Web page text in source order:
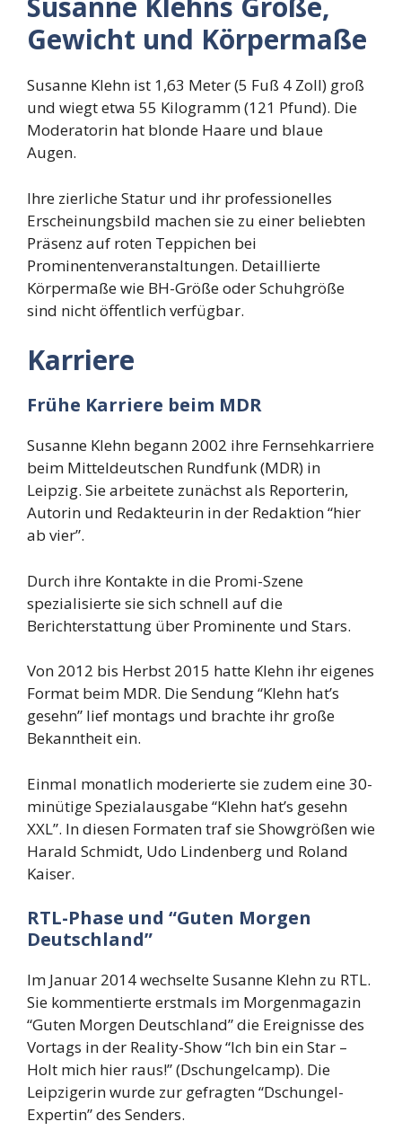
Gewicht und Körpermaße
Susanne Klehn ist 1,63 Meter (5 Fuß 4 Zoll) groß
und wiegt etwa 55 Kilogramm (121 Pfund). Die
Moderatorin hat blonde Haare und blaue
Augen.
Ihre zierliche Statur und ihr professionelles
Erscheinungsbild machen sie zu einer beliebten
Präsenz auf roten Teppichen bei
Prominentenveranstaltungen. Detaillierte
Körpermaße wie BH-Größe oder Schuhgröße
sind nicht öffentlich verfügbar.
Karriere
Frühe Karriere beim MDR
Susanne Klehn begann 2002 ihre Fernsehkarriere
beim Mitteldeutschen Rundfunk (MDR) in
Leipzig. Sie arbeitete zunächst als Reporterin,
Autorin und Redakteurin in der Redaktion “hier
ab vier”.
Durch ihre Kontakte in die Promi-Szene
spezialisierte sie sich schnell auf die
Berichterstattung über Prominente und Stars.
Von 2012 bis Herbst 2015 hatte Klehn ihr eigenes
Format beim MDR. Die Sendung “Klehn hat’s
gesehn” lief montags und brachte ihr große
Bekanntheit ein.
Einmal monatlich moderierte sie zudem eine 30-
minütige Spezialausgabe “Klehn hat’s gesehn
XXL”. In diesen Formaten traf sie Showgrößen wie
Harald Schmidt, Udo Lindenberg und Roland
Kaiser.
RTL-Phase und “Guten Morgen
Deutschland”
Im Januar 2014 wechselte Susanne Klehn zu RTL.
Sie kommentierte erstmals im Morgenmagazin
“Guten Morgen Deutschland” die Ereignisse des
Vortags in der Reality-Show “Ich bin ein Star –
Holt mich hier raus!” (Dschungelcamp). Die
Leipzigerin wurde zur gefragten “Dschungel-
Expertin” des Senders.